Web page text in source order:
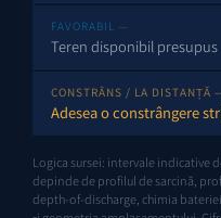
Teren disponibil presupus
Adesea o constrângere
Logica sursei: intervale indicative
depinde de profilul de sarcină,
depth-of-discharge, chimia